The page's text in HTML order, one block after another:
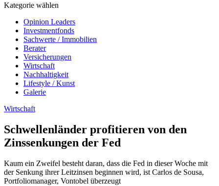
Kategorie wählen
Opinion Leaders
Investmentfonds
Sachwerte / Immobilien
Berater
Versicherungen
Wirtschaft
Nachhaltigkeit
Lifestyle / Kunst
Galerie
Wirtschaft
Schwellenländer profitieren von den
Zinssenkungen der Fed
Kaum ein Zweifel besteht daran, dass die Fed in dieser Woche mit
der Senkung ihrer Leitzinsen beginnen wird, ist Carlos de Sousa,
Portfoliomanager, Vontobel überzeugt